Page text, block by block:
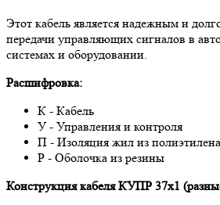
Этот кабель является надежным и
передачи управляющих сигналов в
системах и оборудовании.
Расшифровка:
К - Кабель
У - Управления и контроля
П - Изоляция жил из полиэтилена
Р - Оболочка из резины
Конструкция кабеля КУПР 37х1